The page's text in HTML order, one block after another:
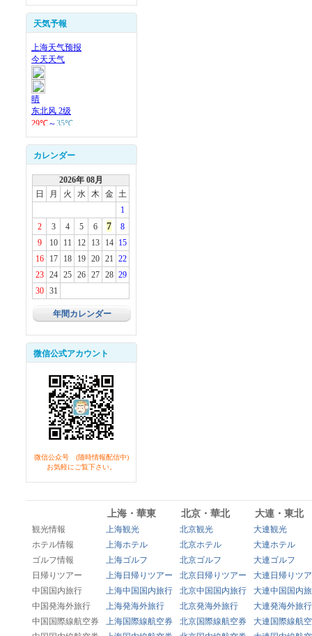
天気予報
カレンダー
2026年 08月
日
月 火 水 木 金 土
1
2
3 4 5 6 7
8
9
10 11 12 13 14
15
16
17 18 19 20 21 22
23
24 25 26 27 28 29
30
31
年間カレンダー
微信公式アカウント
微信公众号 (随時情報配信中)
お気軽にご覧下さい。
上海・華東 北京・華北 大連・東北
観光情報 上海観光 北京観光
大連観光
ホテル情報
上海ホテル 北京ホテル
大連ホテル
ゴルフ情報
上海ゴルフ 北京ゴルフ
大連ゴルフ
日帰りツアー
上海日帰りツアー 北京日帰りツアー
大連日帰りツ
中国国内旅行
上海中国国内旅行 北京中国国内旅行
大連中国国内
中国発海外旅行
上海発海外旅行 北京発海外旅行
大連発海外旅行
中国国際線航空券
上海国際線航空券 北京国際線航空券
大連国際線航